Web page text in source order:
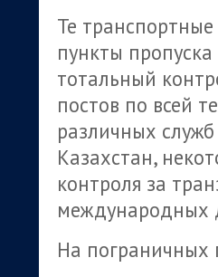
Те
пункты
тотальный
постов по всей
различных
Казахстан,
контроля за
международных
На пограничных